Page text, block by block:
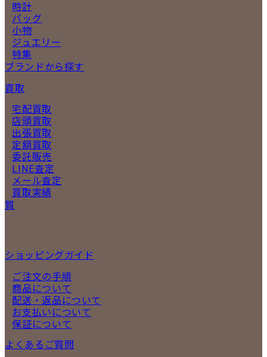
時計
バッグ
小物
ジュエリー
特集
ブランドから探す
買取
宅配買取
店頭買取
出張買取
定額買取
委託販売
LINE査定
メール査定
買取実績
質
ショッピングガイド
ご注文の手順
商品について
配送・返品について
お支払いについて
保証について
よくあるご質問